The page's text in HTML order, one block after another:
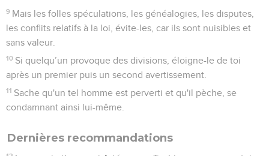
9 Mais les folles spéculations, les généalogies, les disputes,
les conflits relatifs à la loi, évite-les, car ils sont nuisibles et
sans valeur.
10 Si quelqu’un provoque des divisions, éloigne-le de toi
après un premier puis un second avertissement.
11 Sache qu'un tel homme est perverti et qu'il pèche, se
condamnant ainsi lui-même.
Dernières recommandations